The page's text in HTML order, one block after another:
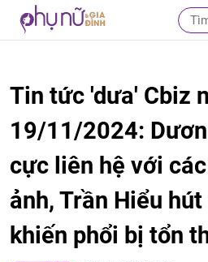
Tin tức 'dưa' Cbiz
19/11/2024:
cực liên hệ với
ảnh, Trần Hiểu
khiến phổi bị tổn